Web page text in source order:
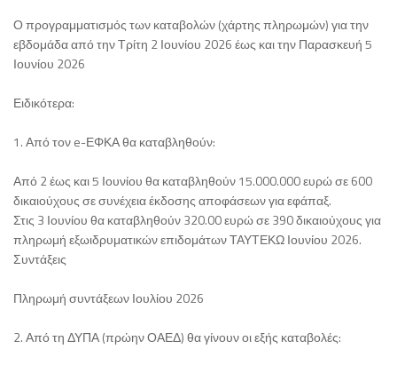
Ο προγραμματισμός των καταβολών (χάρτης πληρωμών) για την
εβδομάδα από την Τρίτη 2 Ιουνίου 2026 έως και την Παρασκευή 5
Ιουνίου 2026
Ειδικότερα:
1. Από τον e-ΕΦΚΑ θα καταβληθούν:
Από 2 έως και 5 Ιουνίου θα καταβληθούν 15.000.000 ευρώ σε 600
δικαιούχους σε συνέχεια έκδοσης αποφάσεων για εφάπαξ.
Στις 3 Ιουνίου θα καταβληθούν 320.00 ευρώ σε 390 δικαιούχους για
πληρωμή εξωιδρυματικών επιδομάτων ΤΑΥΤΕΚΩ Ιουνίου 2026.
Συντάξεις
Πληρωμή συντάξεων Ιουλίου 2026
2. Από τη ΔΥΠΑ (πρώην ΟΑΕΔ) θα γίνουν οι εξής καταβολές: